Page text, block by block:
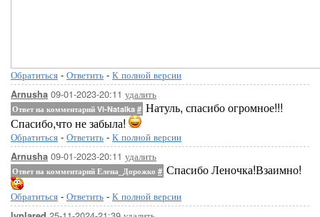
Обратиться - Ответить - К полной версии
Arnusha 09-01-2023-20:11 удалить
Ответ на комментарий Vi-Natalka # Натуль, спасибо огромное!!!
Спасибо,что не забыла!
Обратиться - Ответить - К полной версии
Arnusha 09-01-2023-20:11 удалить
Ответ на комментарий Елена_Дорожко # Спасибо Леночка!Взаимно!
Обратиться - Ответить - К полной версии